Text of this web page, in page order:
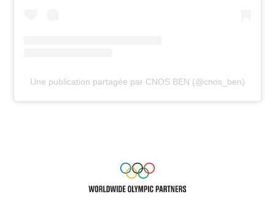
Une publication partagée par CNOS BEN (@cnos_ben)